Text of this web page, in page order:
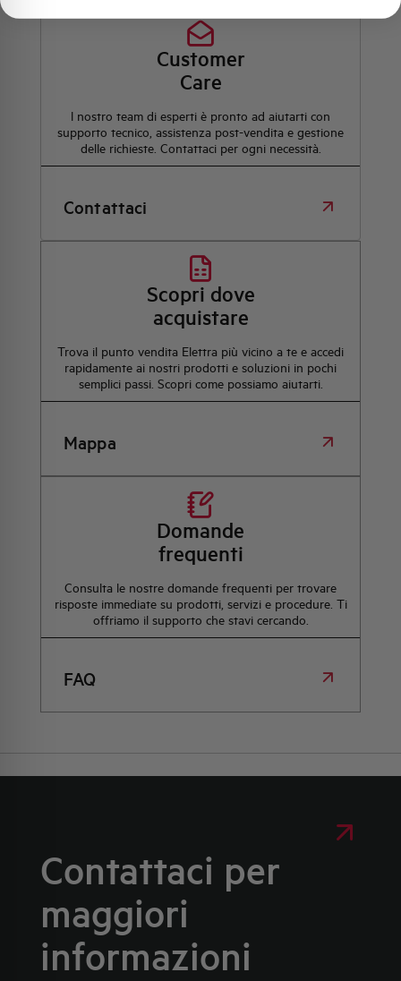
Customer
Care
l nostro team di esperti è pronto ad aiutarti con
supporto tecnico, assistenza post-vendita e gestione
delle richieste. Contattaci per ogni necessità.
Contattaci
Scopri dove
acquistare
Trova il punto vendita Elettra più vicino a te e accedi
rapidamente ai nostri prodotti e soluzioni in pochi
semplici passi. Scopri come possiamo aiutarti.
Mappa
Domande
frequenti
Consulta le nostre domande frequenti per trovare
risposte immediate su prodotti, servizi e procedure. Ti
offriamo il supporto che stavi cercando.
FAQ
Contattaci per
maggiori
informazioni